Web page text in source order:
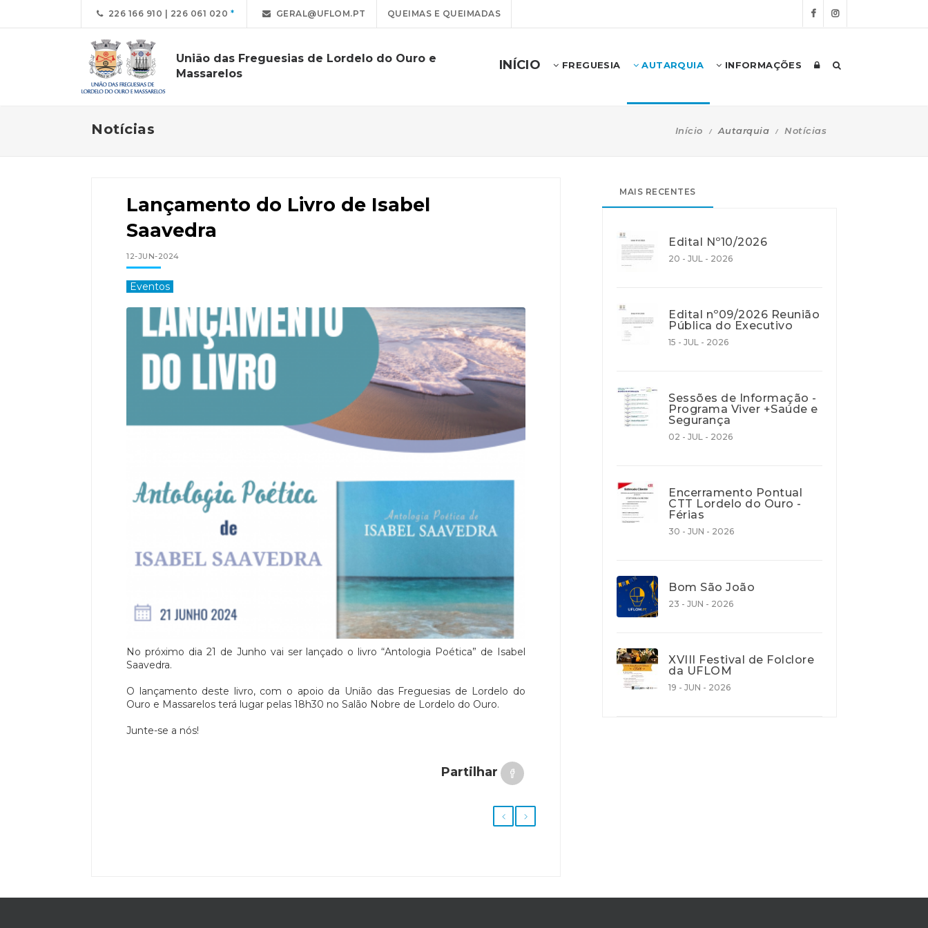
226 166 910 | 226 061 020 GERAL@UFLOM.PT QUEIMAS E QUEIMADAS
União das Freguesias de Lordelo do Ouro e
Massarelos
INÍCIO FREGUESIA AUTARQUIA INFORMAÇÕES
Notícias Início Autarquia Notícias
Lançamento do Livro de Isabel
Saavedra
12-JUN-2024
Eventos
No próximo dia 21 de Junho vai ser lançado o livro “Antologia Poética” de Isabel
Saavedra.
O lançamento deste livro, com o apoio da União das Freguesias de Lordelo do
Ouro e Massarelos terá lugar pelas 18h30 no Salão Nobre de Lordelo do Ouro.
Junte-se a nós!
Partilhar
MAIS RECENTES
Edital Nº10/2026
20 - JUL - 2026
Edital nº09/2026 Reunião
Pública do Executivo
15 - JUL - 2026
Sessões de Informação -
Programa Viver +Saúde e
Segurança
02 - JUL - 2026
Encerramento Pontual
CTT Lordelo do Ouro -
Férias
30 - JUN - 2026
Bom São João
23 - JUN - 2026
XVIII Festival de Folclore
da UFLOM
19 - JUN - 2026